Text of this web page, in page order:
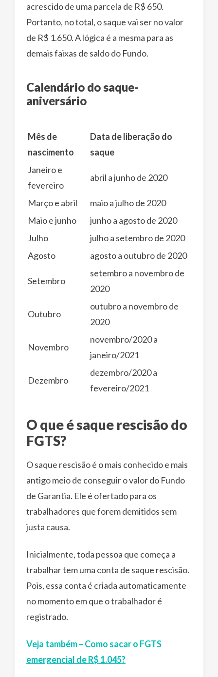
acrescido de uma parcela de R$ 650.
Portanto, no total, o saque vai ser no valor
de R$ 1.650. A lógica é a mesma para as
demais faixas de saldo do Fundo.
Calendário do saque-
aniversário
Mês de
nascimento
Data de liberação do
saque
Janeiro e
fevereiro
abril a junho de 2020
Março e abril
maio a julho de 2020
Maio e junho
junho a agosto de 2020
Julho
julho a setembro de 2020
Agosto
agosto a outubro de 2020
Setembro
setembro a novembro de
2020
Outubro
outubro a novembro de
2020
Novembro
novembro/2020 a
janeiro/2021
Dezembro
dezembro/2020 a
fevereiro/2021
O que é saque rescisão do
FGTS?
O saque rescisão é o mais conhecido e mais
antigo meio de conseguir o valor do Fundo
de Garantia. Ele é ofertado para os
trabalhadores que forem demitidos sem
justa causa.
Inicialmente, toda pessoa que começa a
trabalhar tem uma conta de saque rescisão.
Pois, essa conta é criada automaticamente
no momento em que o trabalhador é
registrado.
Veja também – Como sacar o FGTS
emergencial de R$ 1.045?